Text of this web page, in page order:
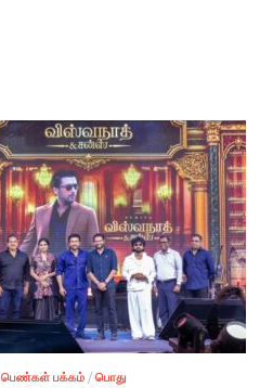
பெண்கள் பக்கம் / பொது